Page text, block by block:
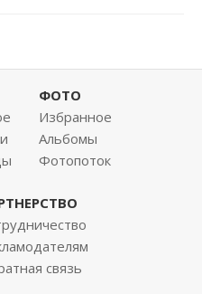
ФОТО
Избранное
Альбомы
Фотопоток
связь